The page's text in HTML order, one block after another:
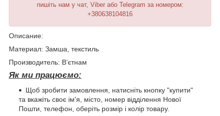
пишіть нам у чат, Viber або Telegram за номером:
+380638104816
Описание:
Материал: Замша, текстиль
Производитель: Вʼєтнам
Як ми працюємо:
Щоб зробити замовлення, натисніть кнопку "купити"
та вкажіть своє ім'я, місто, номер відділення Нової
Пошти, телефон, оберіть розмір і колір товару.